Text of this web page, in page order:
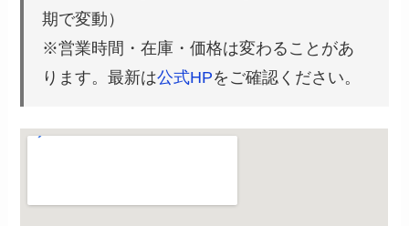
期で変動）
※営業時間・在庫・価格は変わることがあ
ります。最新は公式HPをご確認ください。